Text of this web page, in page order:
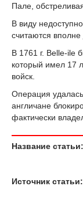
Пале,
В виду
считаются вполне
В 1761 г. Belle-ile
который имел 17
войск.
Операция
англичане
фактически
Название статьи:
Источник статьи: